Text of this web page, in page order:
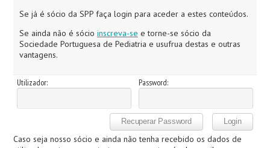
Se já é sócio da SPP faça login para aceder a estes conteúdos.
Se ainda não é sócio inscreva-se e torne-se sócio da
Sociedade Portuguesa de Pediatria e usufrua destas e outras
vantagens.
Utilizador: Password:
Caso seja nosso sócio e ainda não tenha recebido os dados de